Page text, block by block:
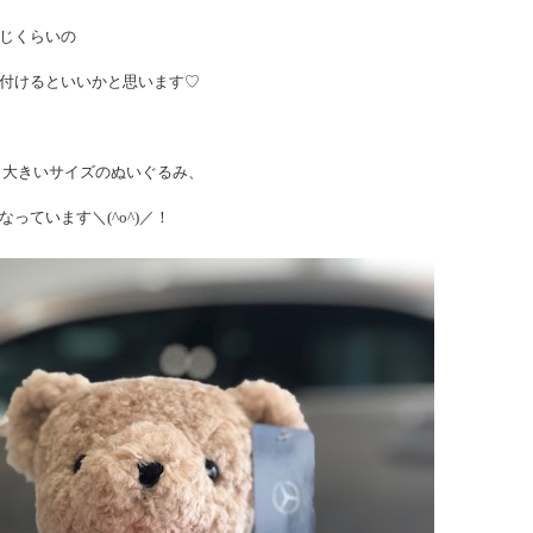
くらいの
けるといいかと思います♡
きいサイズのぬいぐるみ、
っています＼(^o^)／！